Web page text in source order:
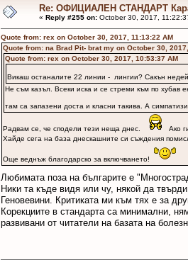
Re: ОФИЦИАЛЕН СТАНДАРТ
« Reply #255 on:October 30, 2017,
Quote from: rex on October 30, 2017, 11:13:22 AM
Quote from: na Brad Pit- brat my on October 30,
Quote from: rex on October 30, 2017, 10:53:37 AM
Викаш останалите 22 линии - лингии? Сакън
Не съм казъл. Всеки иска и се стреми към по хубав
там са запазени доста и класни такива. А
Радвам се, че сподели тези неща днес.
Ако
Хайде сега на база днескашните си съждения
Още веднъж благодарско за включването!
Любимата поза на българите е
Ники та къде видя или чу, някой да
Геновевини. Критиката ми към тях е за
Корекциите в стандарта са минимални,
развивани от читатели на базата на